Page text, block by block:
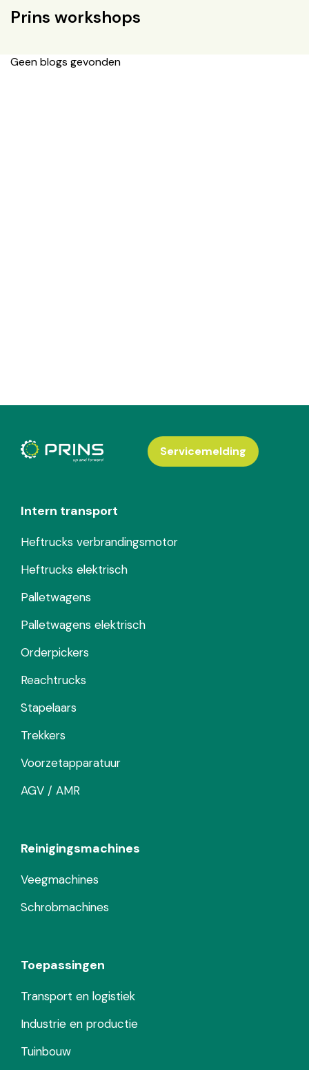
Prins workshops
Geen blogs gevonden
Intern transport
Heftrucks verbrandingsmotor
Heftrucks elektrisch
Palletwagens
Palletwagens elektrisch
Orderpickers
Reachtrucks
Stapelaars
Trekkers
Voorzetapparatuur
AGV / AMR
Reinigingsmachines
Veegmachines
Schrobmachines
Toepassingen
Transport en logistiek
Industrie en productie
Tuinbouw
Servicemelding